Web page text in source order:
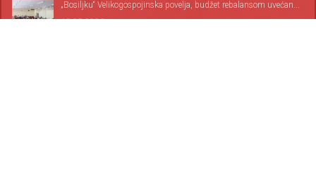
„Bosiljku“ Velikogospojinska povelja, budžet rebalansom uvećan...
13.07.2026